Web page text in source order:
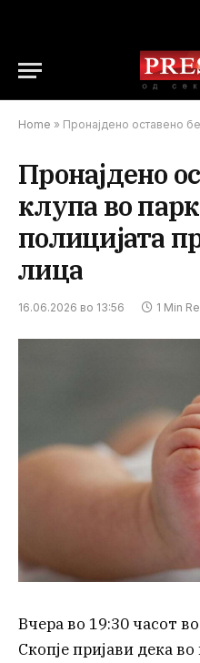
Home » Пронајдено оставено бебе на клупа
Пронајдено
клупа во
полицијата
лица
16.06.2026 во 13:56 1 Min
Вчера во 19:30 часот
Скопје пријави дека